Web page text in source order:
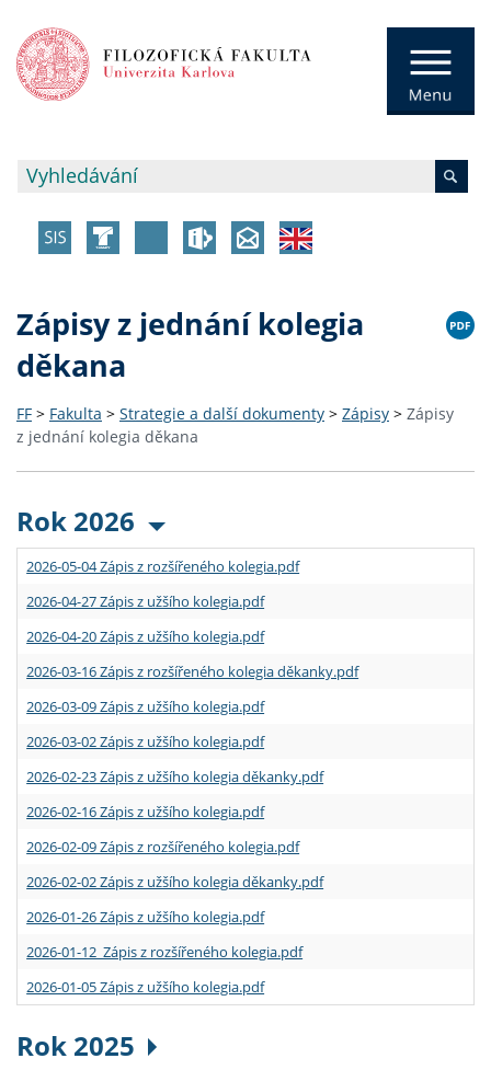
Zápisy z jednání kolegia
děkana
FF > Fakulta > Strategie a další dokumenty > Zápisy > Zápisy
z jednání kolegia děkana
Rok 2026
2026-05-04 Zápis z rozšířeného kolegia.pdf
2026-04-27 Zápis z užšího kolegia.pdf
2026-04-20 Zápis z užšího kolegia.pdf
2026-03-16 Zápis z rozšířeného kolegia děkanky.pdf
2026-03-09 Zápis z užšího kolegia.pdf
2026-03-02 Zápis z užšího kolegia.pdf
2026-02-23 Zápis z užšího kolegia děkanky.pdf
2026-02-16 Zápis z užšího kolegia.pdf
2026-02-09 Zápis z rozšířeného kolegia.pdf
2026-02-02 Zápis z užšího kolegia děkanky.pdf
2026-01-26 Zápis z užšího kolegia.pdf
2026-01-12 Zápis z rozšířeného kolegia.pdf
2026-01-05 Zápis z užšího kolegia.pdf
Rok 2025